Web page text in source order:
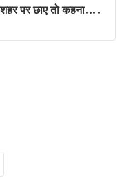
शहर पर छाए तो कहना….